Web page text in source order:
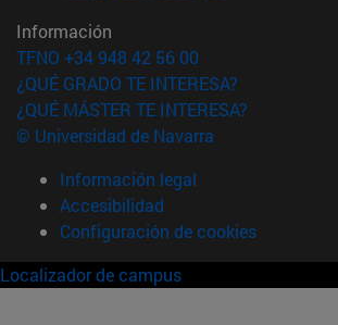
Información
TFNO +34 948 42 56 00
¿QUÉ GRADO TE INTERESA?
¿QUÉ MÁSTER TE INTERESA?
© Universidad de Navarra
Información legal
Accesibilidad
Configuración de cookies
Localizador de campus